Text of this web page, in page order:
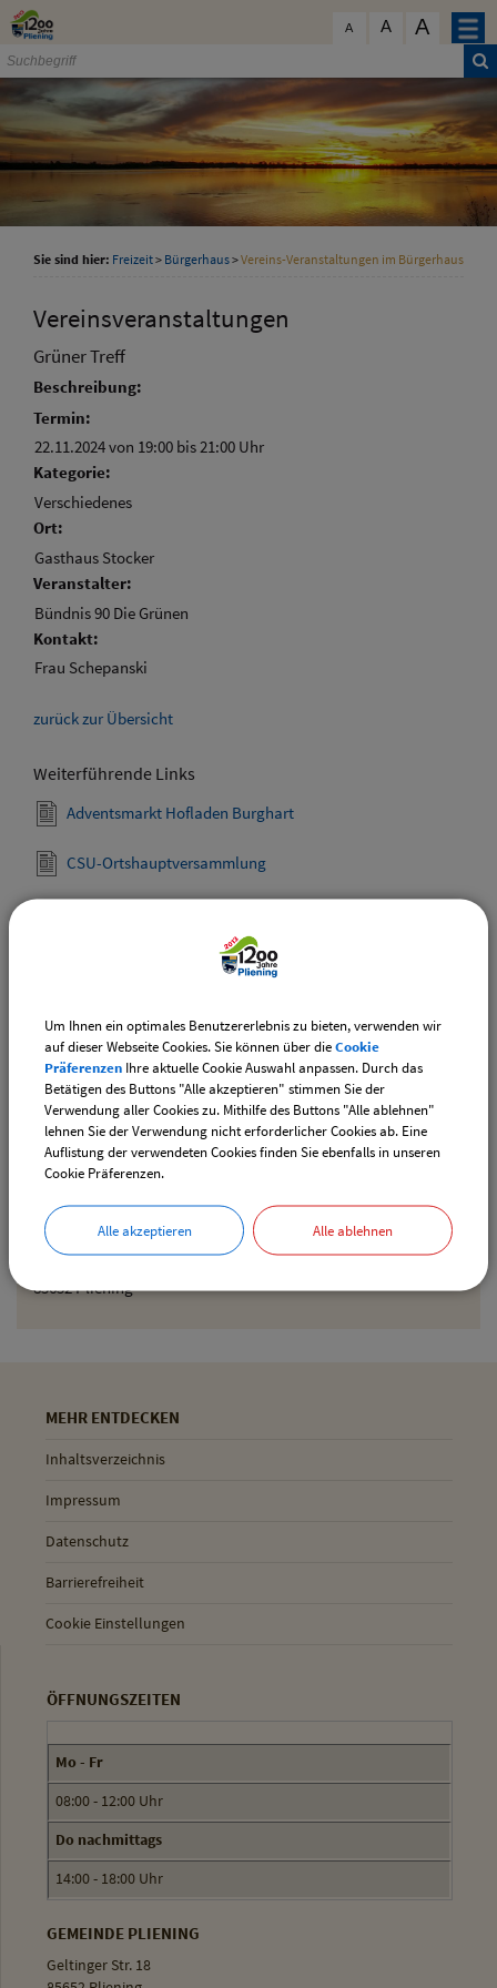
Zum Inhalt
A A A
Gemeinde Pliening
Geltinger Str. 18
85652 Pliening
Sie sind hier: Freizeit> Bürgerhaus>Vereins-Veranstaltungen im Bürgerhaus
Vereinsveranstaltungen
Grüner Treff
Beschreibung:
Termin:
22.11.2024 von 19:00 bis 21:00 Uhr
Kategorie:
Verschiedenes
Ort:
Gasthaus Stocker
Veranstalter:
Bündnis 90 Die Grünen
Kontakt:
Frau Schepanski
zurück zur Übersicht
Weiterführende Links
Adventsmarkt Hofladen Burghart
CSU-Ortshauptversammlung
Den gewählten Termin als VCS-Kalenderdatei
Den gewählten Termin als iCal-Kalenderdatei
downloaden
Drucken
MEHR ENTDECKEN
Inhaltsverzeichnis
Impressum
Datenschutz
Barrierefreiheit
Cookie Einstellungen
ÖFFNUNGSZEITEN
Mo - Fr
08:00 - 12:00 Uhr
Do nachmittags
14:00 - 18:00 Uhr
GEMEINDE PLIENING
Geltinger Str. 18
Um Ihnen ein optimales Benutzererlebnis zu bieten, verwenden wir
auf dieser Webseite Cookies. Sie können über dieCookie
Präferenzen Ihre aktuelle Cookie Auswahl anpassen. Durch das
Betätigen des Buttons "Alle akzeptieren" stimmen Sie der
Verwendung aller Cookies zu. Mithilfe des Buttons "Alle ablehnen"
lehnen Sie der Verwendung nicht erforderlicher Cookies ab. Eine
Auflistung der verwendeten Cookies finden Sie ebenfalls in unseren
Cookie Präferenzen.
Alle akzeptieren Alle ablehnen
schließen